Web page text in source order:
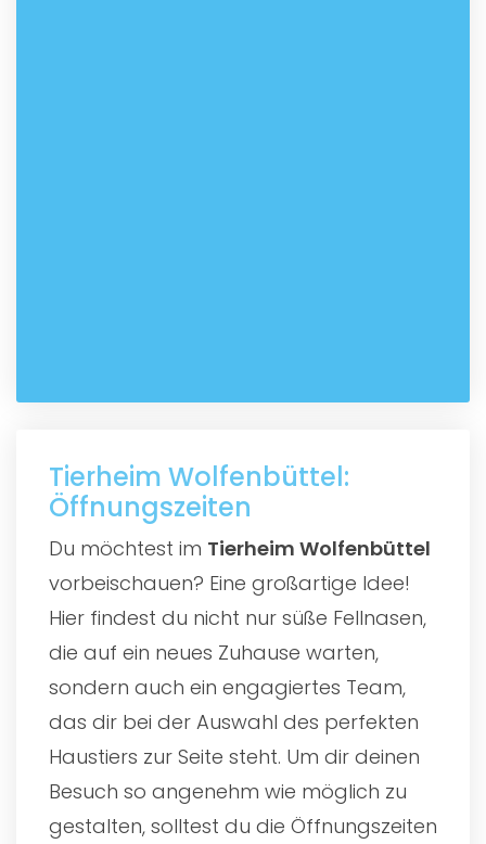
Tierheim Wolfenbüttel:
Öffnungszeiten
Du möchtest im Tierheim Wolfenbüttel
vorbeischauen? Eine großartige Idee!
Hier findest du nicht nur süße Fellnasen,
die auf ein neues Zuhause warten,
sondern auch ein engagiertes Team,
das dir bei der Auswahl des perfekten
Haustiers zur Seite steht. Um dir deinen
Besuch so angenehm wie möglich zu
gestalten, solltest du die Öffnungszeiten